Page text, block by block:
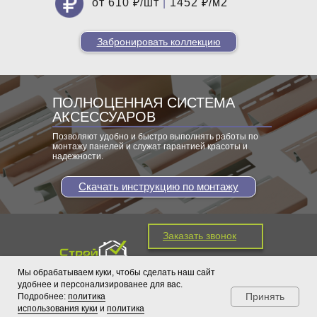
от 610 ₽/шт 1452 ₽/м2
Забронировать коллекцию
ПОЛНОЦЕННАЯ СИСТЕМА
АКСЕССУАРОВ
Позволяют удобно и быстро выполнять работы по
монтажу панелей и служат гарантией красоты и
надежности.
Скачать инструкцию по монтажу
Заказать звонок
(383) 213-39-69
(383) 213-37-69
Политика обработки файлов куки
Мы обрабатываем куки, чтобы сделать наш сайт
удобнее и персонализированее для вас.
Подробнее: политика
использования куки и политика
Принять
РАССЧИТАТЬ